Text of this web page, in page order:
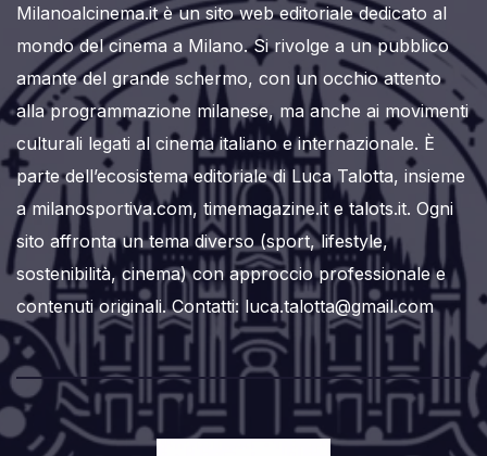
Milanoalcinema.it è un sito web editoriale dedicato al
mondo del cinema a Milano. Si rivolge a un pubblico
amante del grande schermo, con un occhio attento
alla programmazione milanese, ma anche ai movimenti
culturali legati al cinema italiano e internazionale. È
parte dell’ecosistema editoriale di Luca Talotta, insieme
a milanosportiva.com, timemagazine.it e talots.it. Ogni
sito affronta un tema diverso (sport, lifestyle,
sostenibilità, cinema) con approccio professionale e
contenuti originali. Contatti: luca.talotta@gmail.com